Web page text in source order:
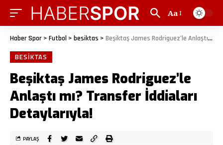
Aa
Haber Spor > Futbol > besiktas > Beşiktaş James Rodriguez’le Anlaştı mı? Transfer İddiaları Detaylarıyla!
BESIKTAS
Beşiktaş James Rodriguez’le
Anlaştı mı? Transfer İddiaları
Detaylarıyla!
PAYLAŞ